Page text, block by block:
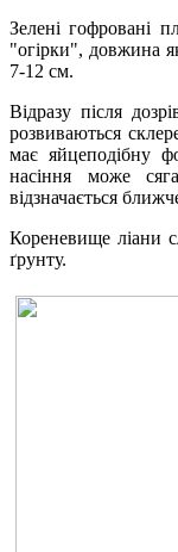
Зелені гофровані
"огірки", довжина
7-12 см.
Відразу після
розвиваються
має яйцеподібну
насіння може
відзначається
Кореневище ліани
ґрунту.